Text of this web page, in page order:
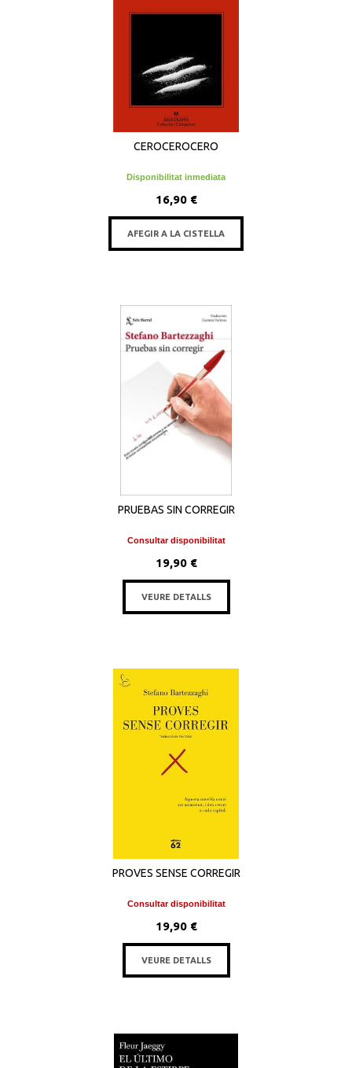
CEROCEROCERO
Disponibilitat inmediata
16,90 €
AFEGIR A LA CISTELLA
PRUEBAS SIN CORREGIR
Consultar disponibilitat
19,90 €
VEURE DETALLS
PROVES SENSE CORREGIR
Consultar disponibilitat
19,90 €
VEURE DETALLS